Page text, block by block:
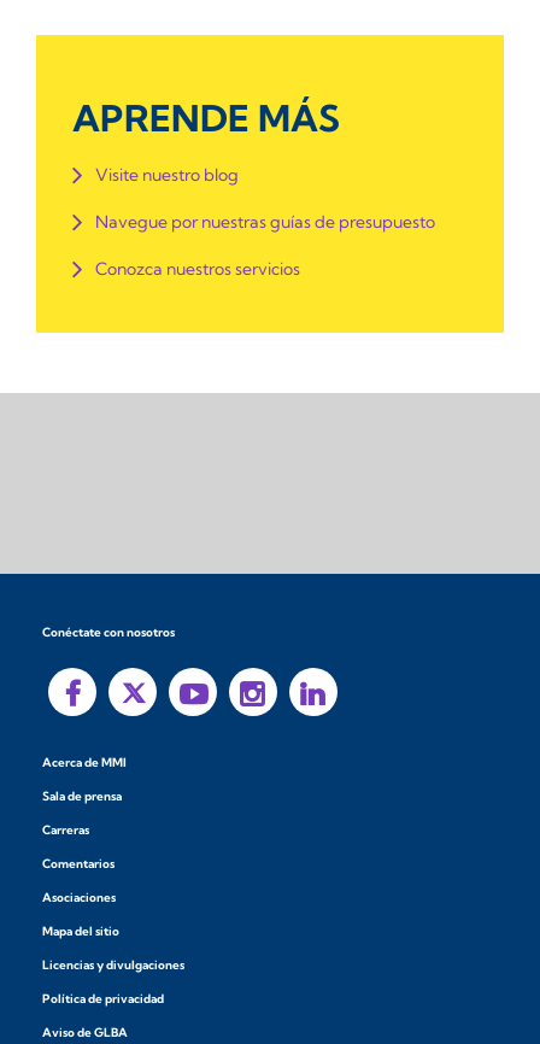
APRENDE MÁS
Visite nuestro blog
Navegue por nuestras guías de presupuesto
Conozca nuestros servicios
Conéctate con nosotros
Acerca de MMI
Sala de prensa
Carreras
Comentarios
Asociaciones
Mapa del sitio
Licencias y divulgaciones
Política de privacidad
Aviso de GLBA